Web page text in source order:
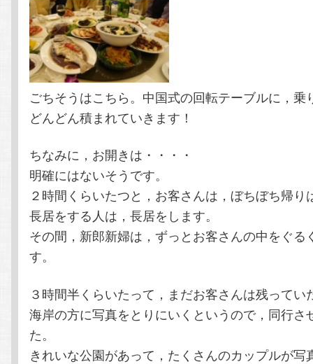
ごちそうはこちら。中国式の回転テーブルに，乗
どんどん積まれていきます！
ちなみに，お開きは・・・・
明確にはないそうです。
２時間くらいたつと，お客さんは，ぼちぼち帰り
長居をする人は，長居をします。
その間，新郎新婦は，ずっとお客さんの中をぐる
す。
３時間半くらいたって，まだお客さんは残ってい
海岸の方に写真をとりにいくというので，同行さ
た。
きれいな公園があって，たくさんのカップルが写